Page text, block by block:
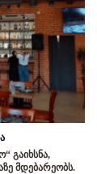
გაიხსნა,
მდებარეობს.